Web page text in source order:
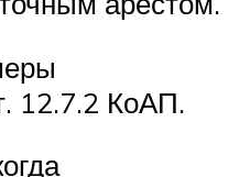
12.7.2 КоАП.